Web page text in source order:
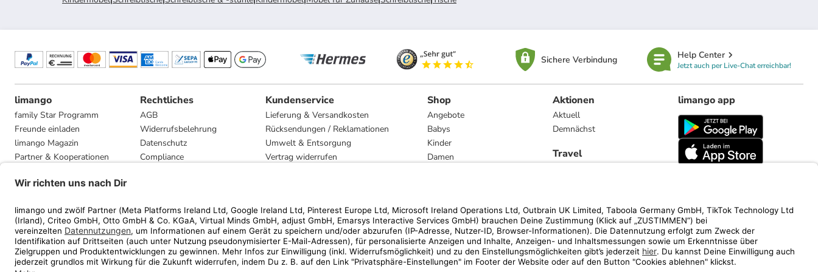
Sichere Verbindung Help Center
Jetzt auch per Live-Chat erreichbar!
limango
family Star Programm
Freunde einladen
limango Magazin
Partner & Kooperationen
Presse
Rechtliches
AGB
Widerrufsbelehrung
Datenschutz
Compliance
Kundenservice
Lieferung & Versandkosten
Rücksendungen / Reklamationen
Umwelt & Entsorgung
Vertrag widerrufen
Shop
Angebote
Babys
Kinder
Damen
Marken
Aktionen
Aktuell
Demnächst
Travel
limango app
limango.nl limango.pl